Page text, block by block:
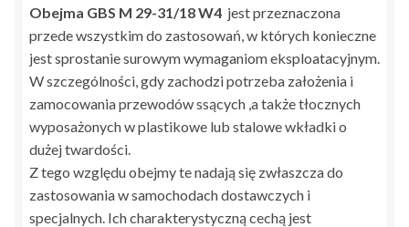
Obejma GBS M 29-31/18 W4 jest przeznaczona
przede wszystkim do zastosowań, w których konieczne
jest sprostanie surowym wymaganiom eksploatacyjnym.
W szczególności, gdy zachodzi potrzeba założenia i
zamocowania przewodów ssących ,a także tłocznych
wyposażonych w plastikowe lub stalowe wkładki o
dużej twardości.
Z tego względu obejmy te nadają się zwłaszcza do
zastosowania w samochodach dostawczych i
specjalnych. Ich charakterystyczną cechą jest